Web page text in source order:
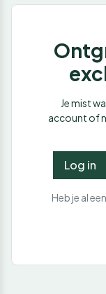
Je mist
account of
Log in
Heb je al